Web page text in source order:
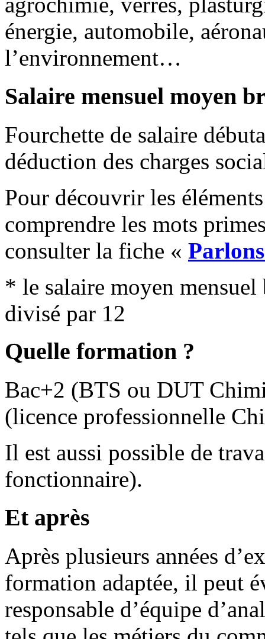
énergie, automobile,
l’environnement…
Salaire mensuel moyen
Fourchette de salaire
déduction des charges
Pour découvrir les
comprendre les mots
consulter la fiche «
* le salaire moyen
divisé par 12
Quelle formation ?
Bac+2 (BTS ou DUT
(licence professionnelle
Il est aussi possible de
fonctionnaire).
Et après
Après plusieurs années
formation adaptée, il peut
responsable d’équipe